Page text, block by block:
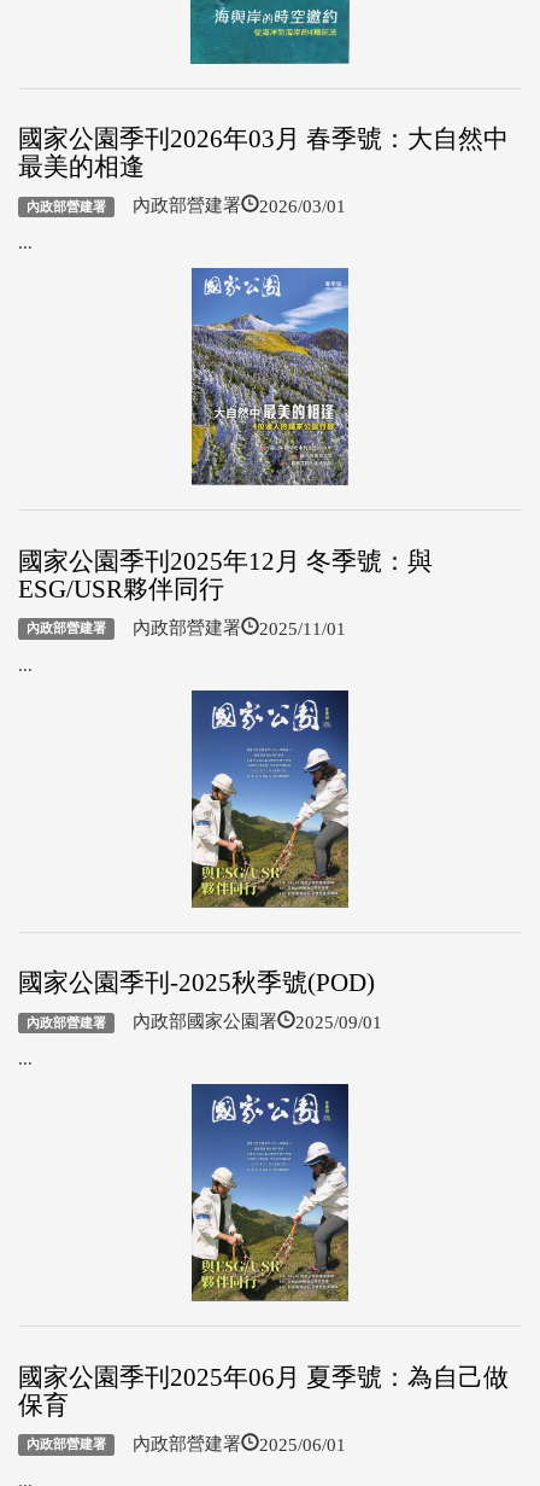
國家公園季刊2026年03月 春季號：大自然中
最美的相逢
內政部營建署 內政部營建署 2026/03/01
...
國家公園季刊2025年12月 冬季號：與
ESG/USR夥伴同行
內政部營建署 內政部營建署 2025/11/01
...
國家公園季刊-2025秋季號(POD)
內政部營建署 內政部國家公園署 2025/09/01
...
國家公園季刊2025年06月 夏季號：為自己做
保育
內政部營建署 內政部營建署 2025/06/01
...